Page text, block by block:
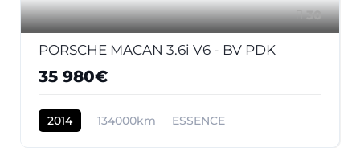
30
PORSCHE MACAN 3.6i V6 - BV PDK
35 980€
2014 134000km ESSENCE